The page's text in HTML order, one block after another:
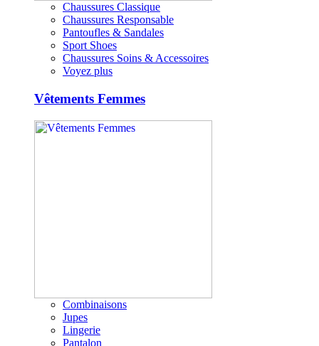
Chaussures Classique
Chaussures Responsable
Pantoufles & Sandales
Sport Shoes
Chaussures Soins & Accessoires
Voyez plus
Vêtements Femmes
Combinaisons
Jupes
Lingerie
Pantalon